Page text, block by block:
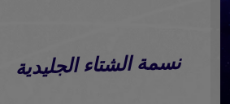
نسمة الشتاء الجليدية